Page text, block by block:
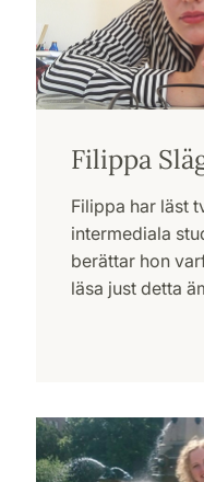
Filippa
Filippa har läst
intermediala
berättar hon
läsa just detta